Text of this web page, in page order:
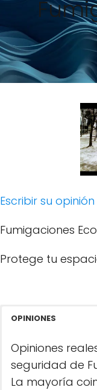
Escribir su opinión
Fumigaciones
Protege tu
OPINIONES
Opiniones
seguridad de
La mayoría